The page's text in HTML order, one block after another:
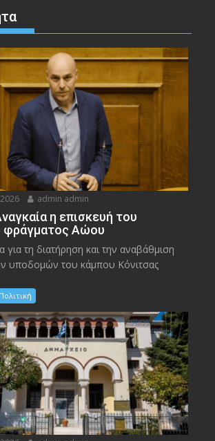
admin admin
η επισκευή του
φράγματος Αώου
για τη διατήρηση και την αναβάθμιση
υποδομών του κάμπου Κόνιτσας
Πολιτική